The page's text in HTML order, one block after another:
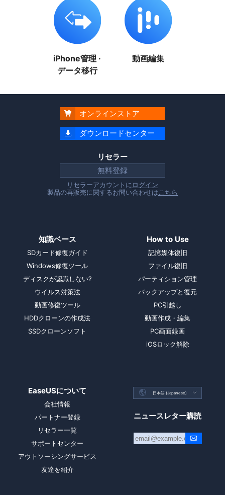
iPhone管理 ·
データ移行
動画編集
 オンラインストア
 ダウンロードセンター
リセラー
無料登録
リセラーアカウントに ログイン
製品の再販売に関するお問い合わせは こちら
知識ベース
SDカード修復ガイド
Windows修復ツール
ディスクが認識しない?
ウイルス対策法
動画修復ツール
HDDクローンの作成法
SSDクローンソフト
How to Use
記憶媒体復旧
ファイル復旧
パーティション管理
バックアップと復元
PC引越し
動画作成・編集
PC画面録画
iOSロック解除
EaseUSについて
会社情報
パートナー登録
リセラー一覧
サポートセンター
アウトソーシングサービス
友達を紹介
 日本語 (Japanese) 
ニュースレター購読